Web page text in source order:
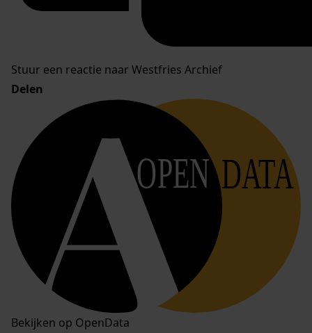
Stuur een reactie naar Westfries Archief
Delen
OPEN DATA
Bekijken op OpenData